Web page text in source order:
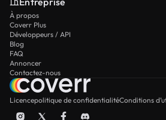
À propos
Coverr Plus
Développeurs / API
Blog
FAQ
Annoncer
Contactez-nous
Licencepolitique de confidentialitéConditions